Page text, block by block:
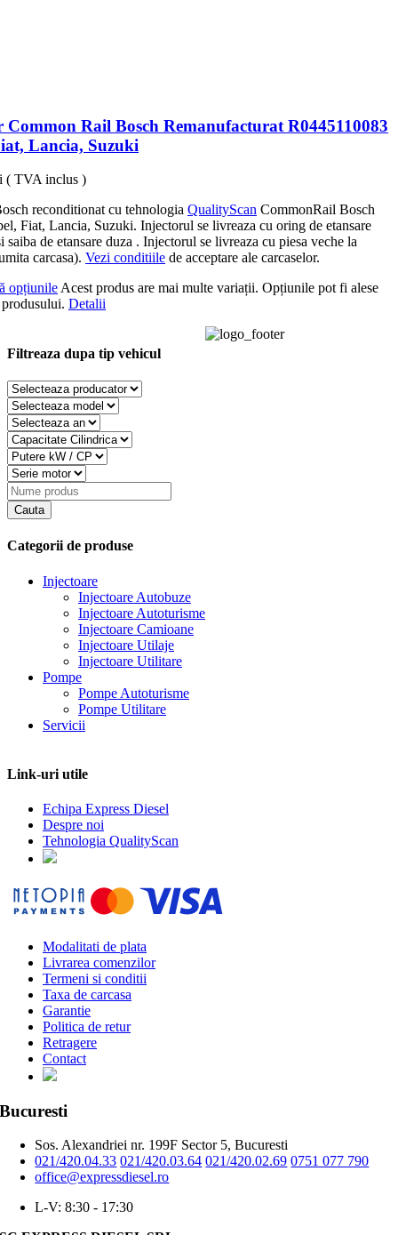
Common Rail Bosch Remanufacturat R0445110083
Lancia, Suzuki
( TVA inclus )
reconditionat cu tehnologia QualityScan CommonRail Bosch
Fiat, Lancia, Suzuki. Injectorul se livreaza cu oring de etansare
saiba de etansare duza . Injectorul se livreaza cu piesa veche la
carcasa). Vezi conditiile de acceptare ale carcaselor.
opțiunileAcest produs are mai multe variații. Opțiunile pot fi alese
Detalii
Filtreaza dupa tip vehicul
Categorii de produse
Injectoare
Injectoare Autobuze
Injectoare Autoturisme
Injectoare Camioane
Injectoare Utilaje
Injectoare Utilitare
Pompe
Pompe Autoturisme
Pompe Utilitare
Servicii
Link-uri utile
Echipa Express Diesel
Despre noi
Tehnologia QualityScan
Modalitati de plata
Livrarea comenzilor
Termeni si conditii
Taxa de carcasa
Garantie
Politica de retur
Retragere
Contact
Bucuresti
Sos. Alexandriei nr. 199F Sector 5, Bucuresti
021/420.04.33 021/420.03.64 021/420.02.69 0751 077 790
office@expressdiesel.ro
L-V: 8:30 - 17:30